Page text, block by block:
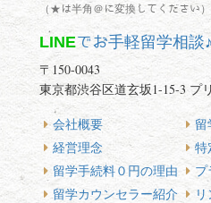
（★は半角＠に変換してください）
LINEでお手軽留学相談♪
〒150-0043
東京都渋谷区道玄坂1-15-3 プ
会社概要
経営理念
留学手続料０円の理由
留学カウンセラー紹介
特